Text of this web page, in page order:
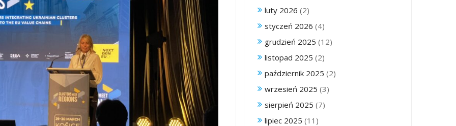
luty 2026 (2)
styczeń 2026 (4)
grudzień 2025 (12)
listopad 2025 (2)
październik 2025 (2)
wrzesień 2025 (3)
sierpień 2025 (7)
lipiec 2025 (11)